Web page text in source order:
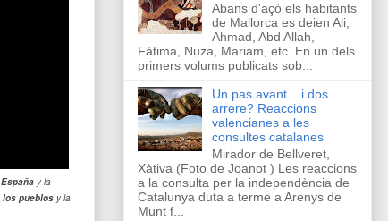
España y la
los pueblos y la
Abans d'açò els habitants
de Mallorca es deien Ali,
Ahmad, Abd Allah,
Fàtima, Nuza, Mariam, etc. En un dels
primers volums publicats sob...
Un pas avant... i dos
arrere? Reaccions
valencianes a les
consultes catalanes
Mirador de Bellveret,
Xàtiva (Foto de Joanot ) Les reaccions
a la consulta per la independència de
Catalunya duta a terme a Arenys de
Munt f...